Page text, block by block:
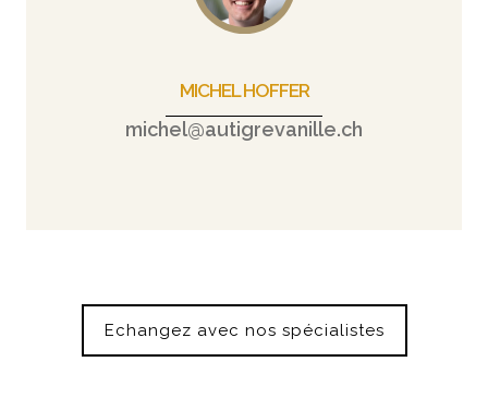
MICHEL HOFFER
michel@autigrevanille.ch
Echangez avec nos spécialistes